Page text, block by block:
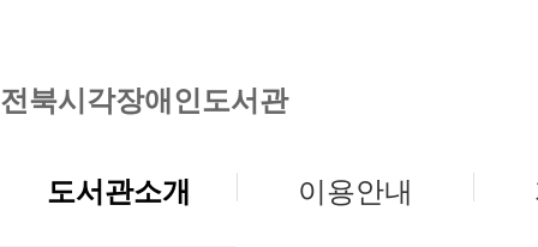
전북시각장애인도서관
도서관소개 이용안내